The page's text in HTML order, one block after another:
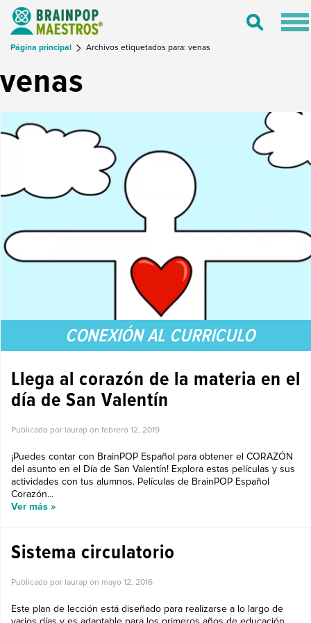
Toggle
Página principal Archivos etiquetados para: venas
venas
CONEXIÓN AL CURRICULO
Llega al corazón de la materia en el
día de San Valentín
Publicado por laurap on febrero 12, 2019
¡Puedes contar con BrainPOP Español para obtener el CORAZÓN
del asunto en el Día de San Valentín! Explora estas películas y sus
actividades con tus alumnos. Películas de BrainPOP Español
Corazón...
Ver más »
Sistema circulatorio
Publicado por laurap on mayo 12, 2016
Este plan de lección está diseñado para realizarse a lo largo de